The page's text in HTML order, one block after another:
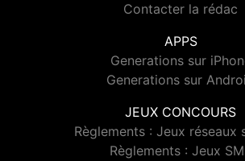
Contacter la rédac
APPS
Generations sur
Generations sur
JEUX CONCOURS
Règlements : Jeux réseaux
Règlements : Jeux